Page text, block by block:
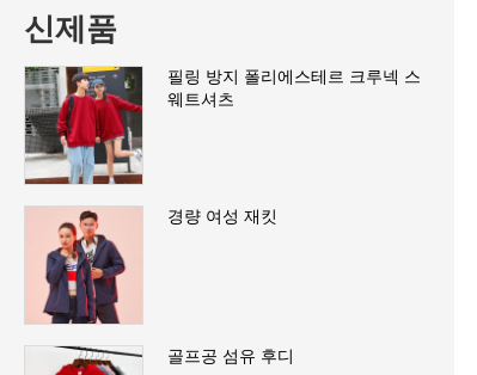
신제품
필링 방지 폴리에스테르 크루넥 스
웨트셔츠
경량 여성 재킷
골프공 섬유 후디